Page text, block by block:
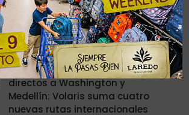
GUADALAJARA NOTICIAS
Guadalajara estrena vuelos
directos a Washington y
Medellín: Volaris suma cuatro
nuevas rutas internacionales